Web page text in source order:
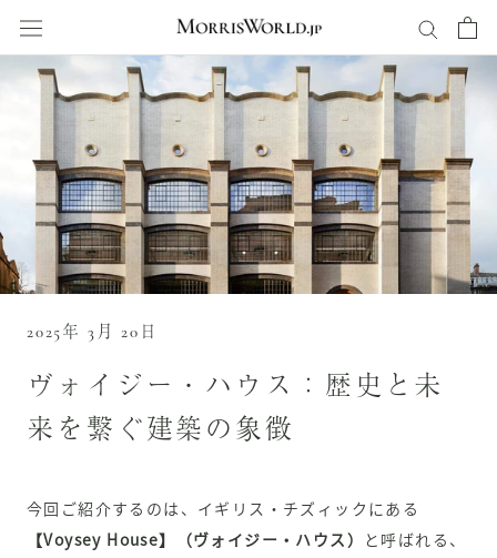
ン
ツ
に
2025年 3月 20日
ヴォイジー・ハウス：歴史と未
来を繋ぐ建築の象徴
今回ご紹介するのは、イギリス・ チズィック にある
【Voysey House】（ヴォイジー・ハウス）
と呼ばれる、